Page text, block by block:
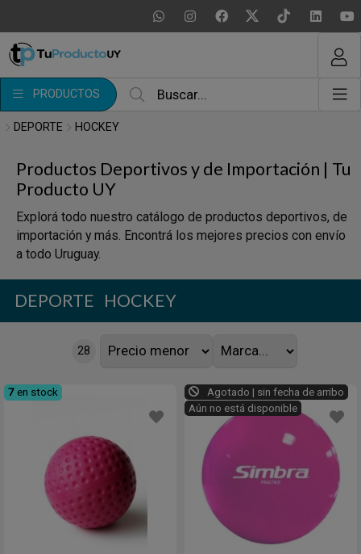
PRODUCTOS
MI COMPRA
DEPORTE HOCKEY
Productos Deportivos y de Importación | Tu
Producto UY
Explorá todo nuestro catálogo de productos deportivos, de
importación y más. Encontrá los mejores precios con envío
a todo Uruguay.
DEPORTE HOCKEY
28
7 en stock
Agotado | sin fecha de arribo
Aún no está disponible